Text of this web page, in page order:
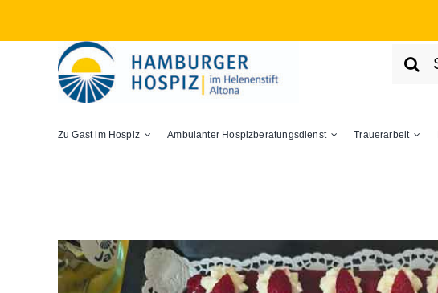
Suche
nach:
Zu Gast im Hospiz Ambulanter Hospizberatungsdienst Trauerarbeit